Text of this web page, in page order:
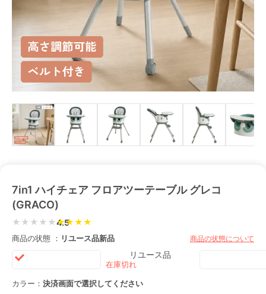
7in1 ハイチェア フロアツーテーブル グレコ
(GRACO)
★★★★★4.5
商品の状態 ： リユース品新品 商品の状態について
リユース品
カラー： 決済画面で選択してください